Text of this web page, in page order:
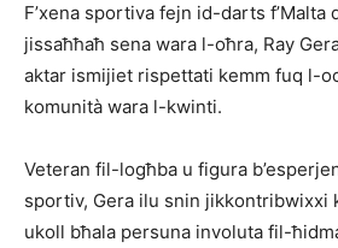
F’xena sportiva fejn id-darts
jissaħħaħ sena wara l-oħra, Ray
aktar ismijiet rispettati kemm fuq l-
komunità wara l-kwinti.
Veteran fil-logħba u figura
sportiv, Gera ilu snin jikkontribwixxi
ukoll bħala persuna involuta fil-